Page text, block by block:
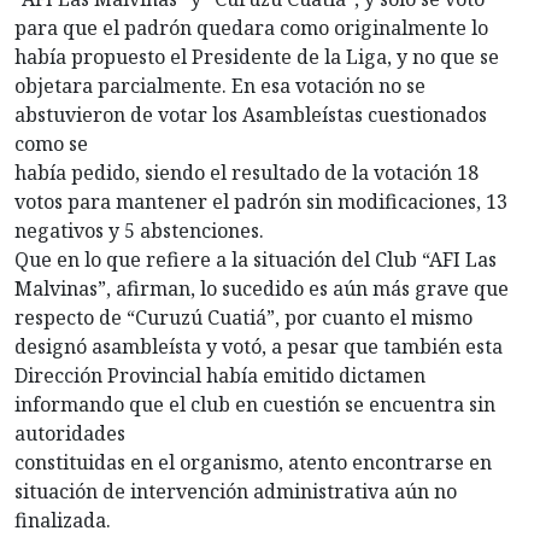
para que el padrón quedara como originalmente lo
había propuesto el Presidente de la Liga, y no que se
objetara parcialmente. En esa votación no se
abstuvieron de votar los Asambleístas cuestionados
como se
había pedido, siendo el resultado de la votación 18
votos para mantener el padrón sin modificaciones, 13
negativos y 5 abstenciones.
Que en lo que refiere a la situación del Club “AFI Las
Malvinas”, afirman, lo sucedido es aún más grave que
respecto de “Curuzú Cuatiá”, por cuanto el mismo
designó asambleísta y votó, a pesar que también esta
Dirección Provincial había emitido dictamen
informando que el club en cuestión se encuentra sin
autoridades
constituidas en el organismo, atento encontrarse en
situación de intervención administrativa aún no
finalizada.